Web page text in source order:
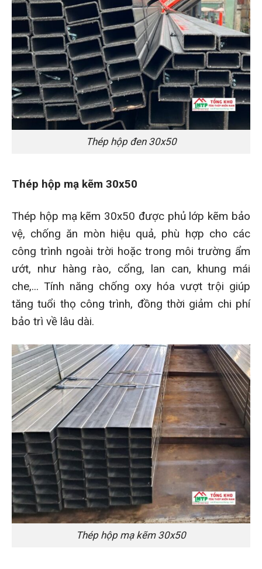
Thép hộp đen 30x50
Thép hộp mạ kẽm 30x50
Thép hộp mạ kẽm 30x50 được phủ lớp kẽm bảo
vệ, chống ăn mòn hiệu quả, phù hợp cho các
công trình ngoài trời hoặc trong môi trường ẩm
ướt, như hàng rào, cổng, lan can, khung mái
che,... Tính năng chống oxy hóa vượt trội giúp
tăng tuổi thọ công trình, đồng thời giảm chi phí
bảo trì về lâu dài.
Thép hộp mạ kẽm 30x50